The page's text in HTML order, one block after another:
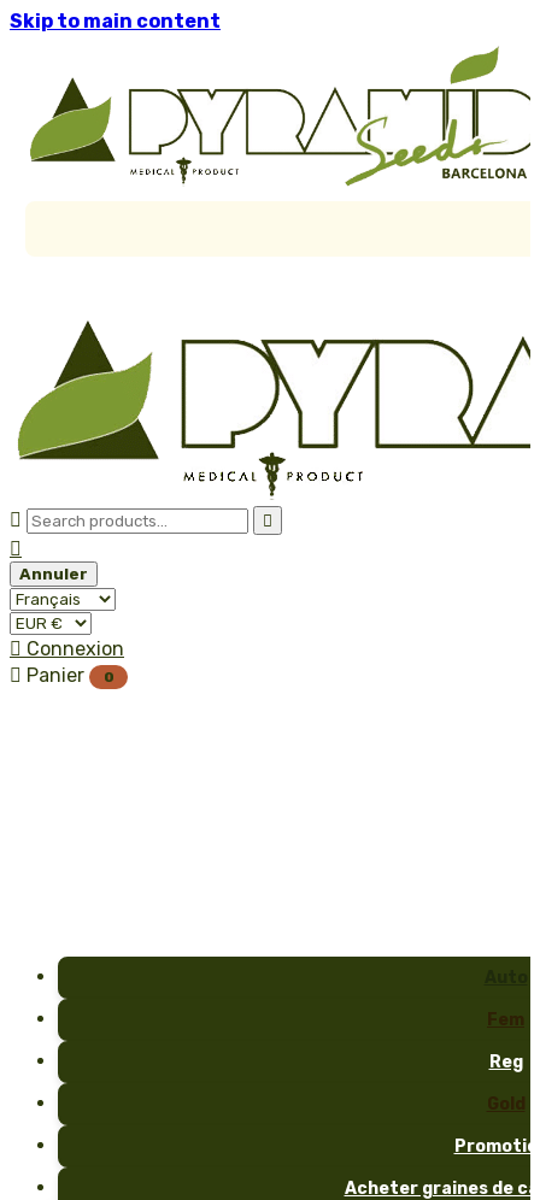
Skip to main content
 

Annuler
 Connexion
 Panier 0
Fem
Reg
Gold
Acheter graines de